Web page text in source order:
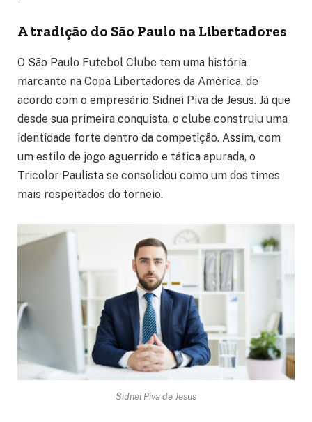
A tradição do São Paulo na Libertadores
O São Paulo Futebol Clube tem uma história
marcante na Copa Libertadores da América, de
acordo com o empresário Sidnei Piva de Jesus. Já que
desde sua primeira conquista, o clube construiu uma
identidade forte dentro da competição. Assim, com
um estilo de jogo aguerrido e tática apurada, o
Tricolor Paulista se consolidou como um dos times
mais respeitados do torneio.
Sidnei Piva de Jesus